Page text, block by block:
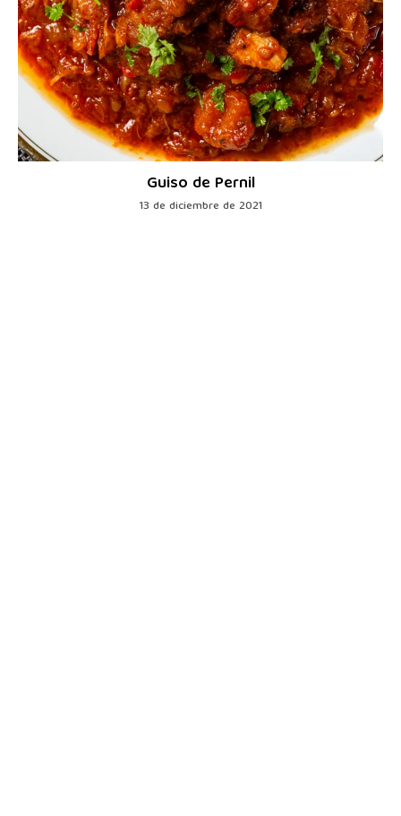
Guiso de Pernil
13 de diciembre de 2021